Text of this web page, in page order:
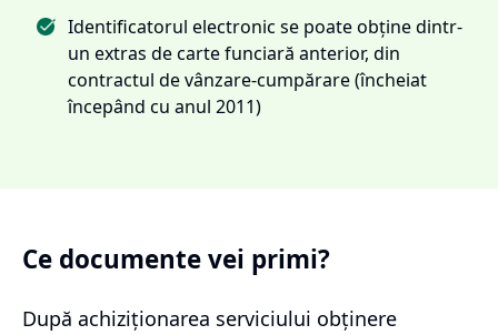
Identificatorul electronic se poate obține dintr-
un extras de carte funciară anterior, din
contractul de vânzare-cumpărare (încheiat
începând cu anul 2011)
Ce documente vei primi?
După achiziționarea serviciului obținere